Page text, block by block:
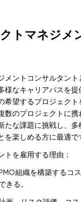
トマネジメ
メントコンサルタント
様なキャリアパスを
希望するプロジェク
数のプロジェクトに携
たな課題に挑戦し、
を楽しめる方に最適で
トを雇用する理由：
組織を構築するコ
きる。